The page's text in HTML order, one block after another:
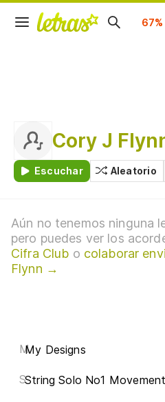
Cory J
Escuchar Aleatorio
Aún no tenemos ninguna
pero puedes ver los
Cifra Club o colaborar
Flynn →
MMy Designs
SString Solo No1